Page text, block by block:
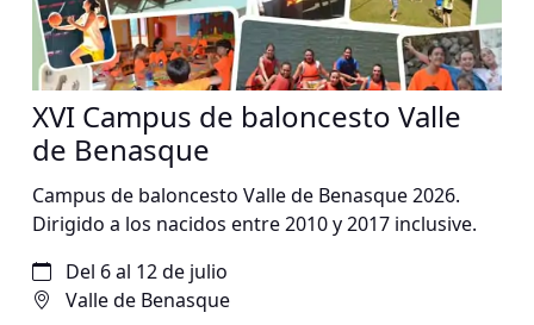
XVI Campus de baloncesto Valle
de Benasque
Campus de baloncesto Valle de Benasque 2026.
Dirigido a los nacidos entre 2010 y 2017 inclusive.
Del 6 al 12 de julio
Valle de Benasque